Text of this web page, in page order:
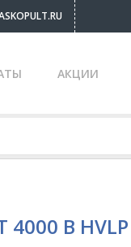
АКЦИИ
4000 B HVLP